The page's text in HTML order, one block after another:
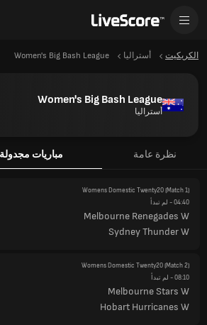
الكريكيت أستراليا Women's Big Bash League
Women's Big Bash League
أستراليا
نظرة عامة مباريات مجدولة
Womens Domestic Twenty20 (Match 1)
04:40- لم تبدأ
Melbourne Renegades W
Sydney Thunder W
Womens Domestic Twenty20 (Match 2)
08:10- لم تبدأ
Melbourne Stars W
Hobart Hurricanes W